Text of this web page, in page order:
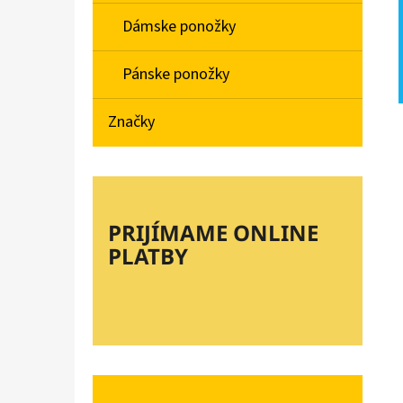
Dámske ponožky
Pánske ponožky
Značky
PRIJÍMAME ONLINE
PLATBY